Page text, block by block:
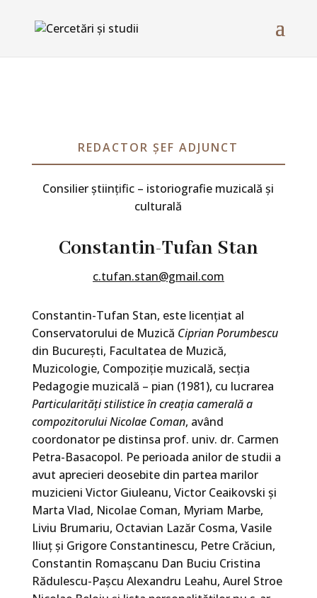
REDACTOR ȘEF ADJUNCT
Consilier științific – istoriografie muzicală și
culturală
Constantin-Tufan Stan
c.tufan.stan@gmail.com
Constantin-Tufan Stan, este licenţiat al
Conservatorului de Muzică Ciprian Porumbescu
din Bucureşti, Facultatea de Muzică,
Muzicologie, Compoziţie muzicală, secţia
Pedagogie muzicală – pian (1981), cu lucrarea
Particularităţi stilistice în creaţia camerală a
compozitorului Nicolae Coman, având
coordonator pe distinsa prof. univ. dr. Carmen
Petra-Basacopol. Pe perioada anilor de studii a
avut aprecieri deosebite din partea marilor
muzicieni Victor Giuleanu, Victor Ceaikovski şi
Marta Vlad, Nicolae Coman, Myriam Marbe,
Liviu Brumariu, Octavian Lazăr Cosma, Vasile
Iliuţ şi Grigore Constantinescu, Petre Crăciun,
Constantin Romaşcanu Dan Buciu Cristina
Rădulescu-Paşcu Alexandru Leahu, Aurel Stroe